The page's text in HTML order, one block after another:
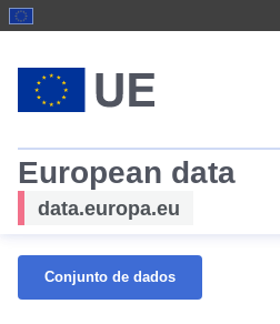
European data
data.europa.eu
Conjunto de dados